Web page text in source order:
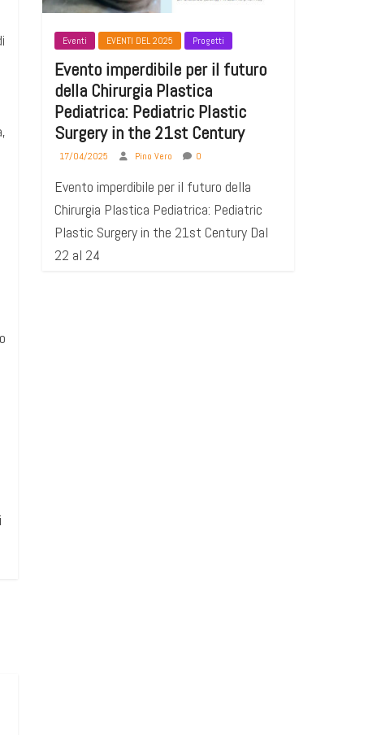
Eventi EVENTI DEL 2025 Progetti
Evento imperdibile per il futuro
della Chirurgia Plastica
Pediatrica: Pediatric Plastic
Surgery in the 21st Century
17/04/2025 Pino Vero 0
Evento imperdibile per il futuro della
Chirurgia Plastica Pediatrica: Pediatric
Plastic Surgery in the 21st Century Dal
22 al 24